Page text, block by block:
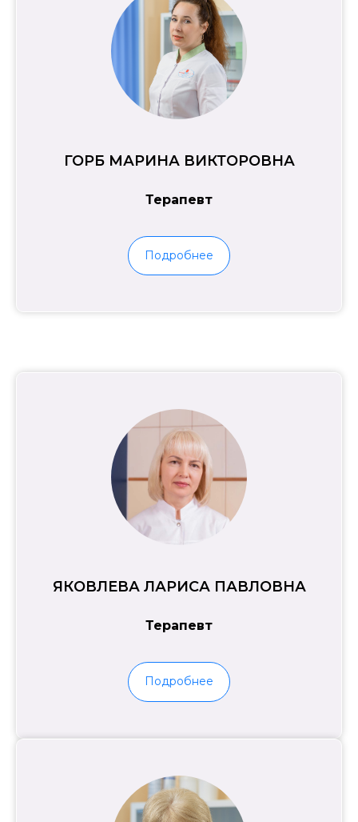
ГОРБ МАРИНА ВИКТОРОВНА
Терапевт
Подробнее
ЯКОВЛЕВА ЛАРИСА ПАВЛОВНА
Терапевт
Подробнее